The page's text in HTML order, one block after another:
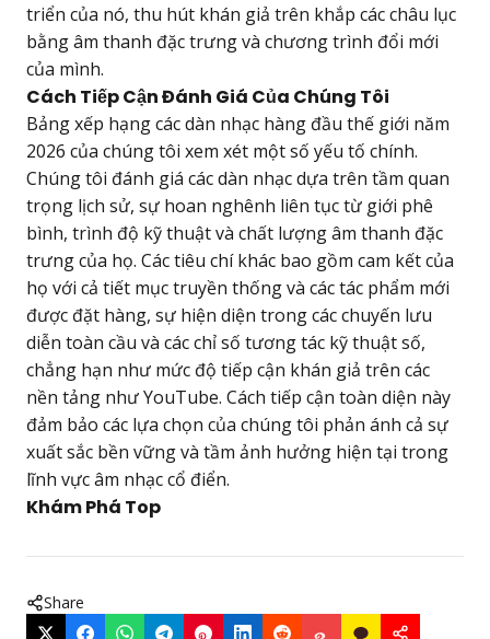
triển của nó, thu hút khán giả trên khắp các châu lục
bằng âm thanh đặc trưng và chương trình đổi mới
của mình.
Cách Tiếp Cận Đánh Giá Của Chúng Tôi
Bảng xếp hạng các dàn nhạc hàng đầu thế giới năm
2026 của chúng tôi xem xét một số yếu tố chính.
Chúng tôi đánh giá các dàn nhạc dựa trên tầm quan
trọng lịch sử, sự hoan nghênh liên tục từ giới phê
bình, trình độ kỹ thuật và chất lượng âm thanh đặc
trưng của họ. Các tiêu chí khác bao gồm cam kết của
họ với cả tiết mục truyền thống và các tác phẩm mới
được đặt hàng, sự hiện diện trong các chuyến lưu
diễn toàn cầu và các chỉ số tương tác kỹ thuật số,
chẳng hạn như mức độ tiếp cận khán giả trên các
nền tảng như YouTube. Cách tiếp cận toàn diện này
đảm bảo các lựa chọn của chúng tôi phản ánh cả sự
xuất sắc bền vững và tầm ảnh hưởng hiện tại trong
lĩnh vực âm nhạc cổ điển.
Khám Phá Top
Share